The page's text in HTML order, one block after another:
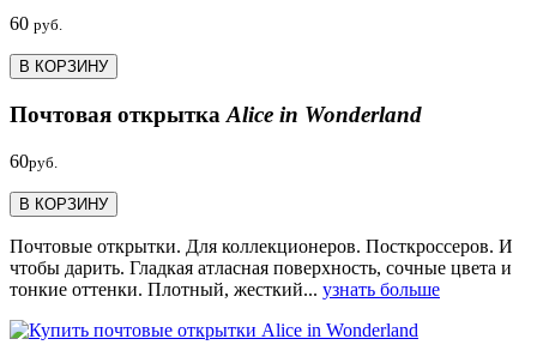
60 руб.
В КОРЗИНУ
Почтовая открытка Alice in Wonderland
60руб.
В КОРЗИНУ
Почтовые открытки. Для коллекционеров. Посткроссеров. И
чтобы дарить. Гладкая атласная поверхность, сочные цвета и
тонкие оттенки. Плотный, жесткий... узнать больше